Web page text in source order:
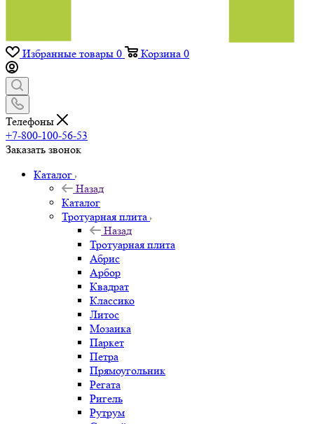
Избранные товары 0 Корзина 0
Телефоны
+7-800-100-56-53
Заказать звонок
Каталог
Назад
Каталог
Тротуарная плита
Назад
Тротуарная плита
Абрис
Арбор
Квадрат
Классико
Литос
Мозаика
Паркет
Петра
Прямоугольник
Регата
Ригель
Рутрум